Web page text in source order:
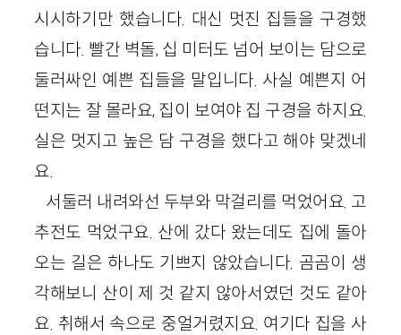
시시하기만 했습니다. 대신 멋진 집들을 구경했
습니다. 빨간 벽돌, 십 미터도 넘어 보이는 담으로
둘러싸인 예쁜 집들을 말입니다. 사실 예쁜지 어
떤지는 잘 몰라요, 집이 보여야 집 구경을 하지요.
실은 멋지고 높은 담 구경을 했다고 해야 맞겠네
요.
서둘러 내려와선 두부와 막걸리를 먹었어요. 고
추전도 먹었구요. 산에 갔다 왔는데도 집에 돌아
오는 길은 하나도 기쁘지 않았습니다. 곰곰이 생
각해보니 산이 제 것 같지 않아서였던 것도 같아
요. 취해서 속으로 중얼거렸지요. 여기다 집을 사